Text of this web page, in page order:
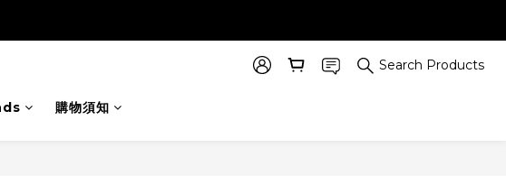
Search Products
購物須知
BUY NOW